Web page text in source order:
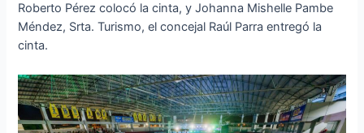
Roberto Pérez colocó la cinta, y Johanna Mishelle Pambe
Méndez, Srta. Turismo, el concejal Raúl Parra entregó la
cinta.